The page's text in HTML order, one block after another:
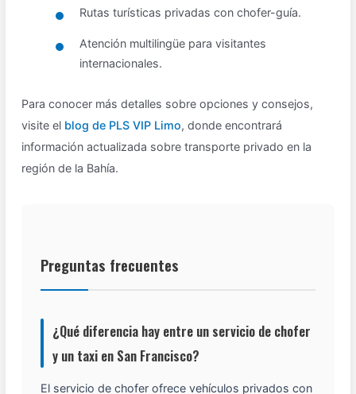
Rutas turísticas privadas con chofer-guía.
Atención multilingüe para visitantes
internacionales.
Para conocer más detalles sobre opciones y consejos,
visite el blog de PLS VIP Limo, donde encontrará
información actualizada sobre transporte privado en la
región de la Bahía.
Preguntas frecuentes
¿Qué diferencia hay entre un servicio de chofer
y un taxi en San Francisco?
El servicio de chofer ofrece vehículos privados con